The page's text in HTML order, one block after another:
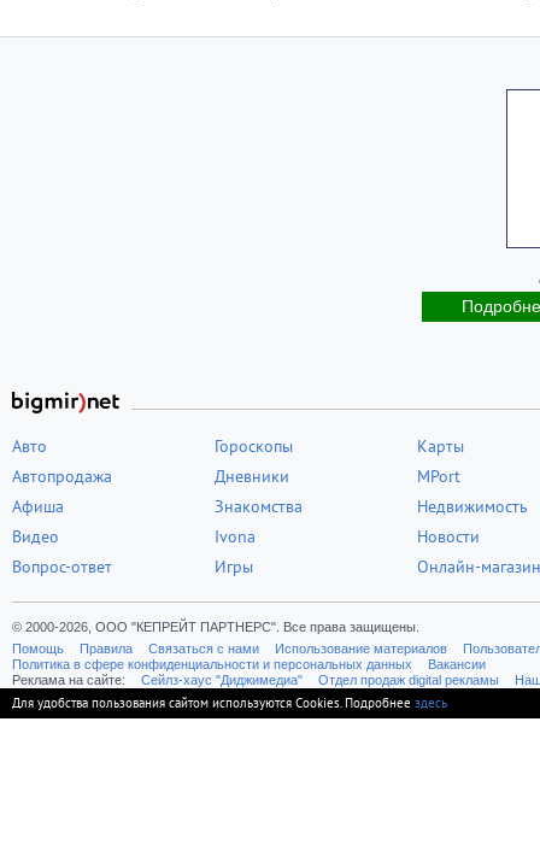
Авто
Автопродажа
Афиша
Видео
Вопрос-ответ
Гороскопы
Дневники
Знакомства
Ivona
Игры
Карты
MPort
Недвижимость
Новости
Онлайн-магазин
© 2000-2026, ООО "КЕПРЕЙТ ПАРТНЕРС". Все права защищены.
Помощь
Правила Связаться с нами Использование материалов
Политика в сфере конфиденциальности и персональных данных
Вакансии
Реклама на сайте:
Cейлз-хаус "Диджимедиа" Отдел продаж digital рекламы
Для удобства пользования сайтом используются Cookies. Подробнее здесь